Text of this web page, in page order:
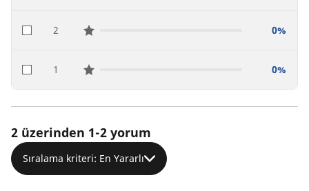
2star reviews 0%
1star reviews 0%
2 üzerinden 1-2 yorum
Sıralama kriteri: En Yararlı